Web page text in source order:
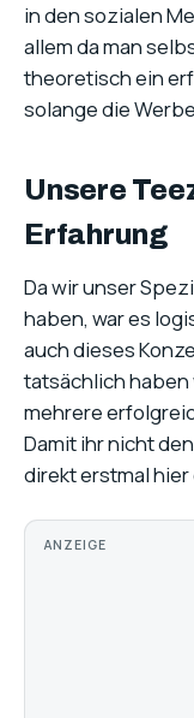
in den sozialen
allem da man
theoretisch ein
solange die
Unsere
Erfahrung
Da wir unser
haben, war es
auch dieses
tatsächlich haben
mehrere
Damit ihr nicht
direkt erstmal
ANZEIGE